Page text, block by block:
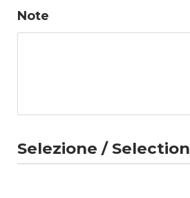
Note
Selezione / Selection